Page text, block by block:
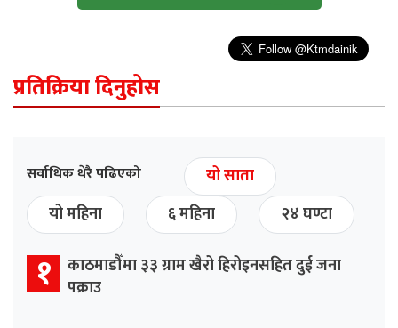
प्रतिक्रिया दिनुहोस
सर्वाधिक धेरै पढिएको
यो साता
यो महिना
६ महिना २४ घण्टा
१ काठमाडौँमा ३३ ग्राम खैरो हिरोइनसहित दुई जना
पक्राउ